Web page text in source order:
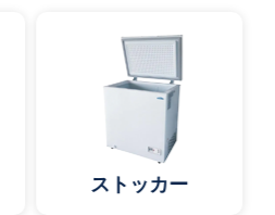
ストッカー